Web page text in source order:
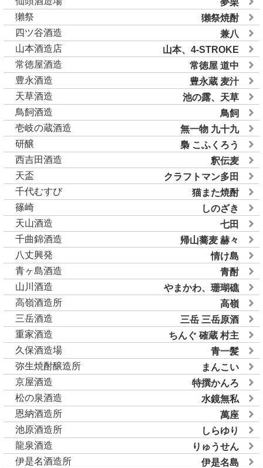
夢栗
獺祭
獺祭焼酎
四ツ谷酒造
兼八
山本酒造店
山本、4-STROKE
常徳屋酒造
常徳屋 道中
豊永酒造
豊永蔵 麦汁
天草酒造
池の露、天草
鳥飼酒造
鳥飼
壱岐の蔵酒造
無一物 九十九
研醸
梟 こふくろう
西吉田酒造
釈伝麦
天盃
クラフトマン多田
千代むすび
猫また焼酎
篠崎
しのざき
天山酒造
七田
千曲錦酒造
帰山蕎麦 赫々
八丈興発
情け島
青ヶ島酒造
青酎
山川酒造
やまかわ、珊瑚礁
高嶺酒造所
高嶺
三岳酒造
三岳 三岳原酒
重家酒造
ちんぐ 確蔵 村主
久保酒造場
青一髪
弥生焼酎醸造所
まんこい
京屋酒造
特撰かんろ
松の泉酒造
水鏡無私
恩納酒造所
萬座
池原酒造所
しらゆり
龍泉酒造
りゅうせん
伊是名酒造所
伊是名島